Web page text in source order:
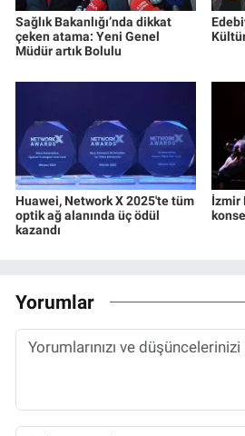
Sağlık Bakanlığı’nda dikkat
çeken atama: Yeni Genel
Müdür artık Bolulu
Huawei, Network X 2025'te tüm
optik ağ alanında üç ödül
kazandı
İzmir
Yorumlar